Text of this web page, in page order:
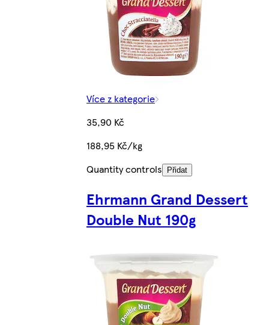
Více z kategorie
35,90 Kč
188,95 Kč/kg
Quantity controls
Přidat
Ehrmann Grand Dessert
Double Nut 190g